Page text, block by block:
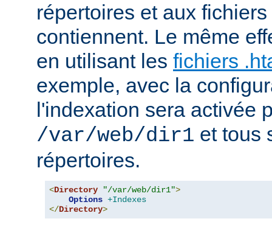
répertoires et aux
contiennent. Le même
en utilisant les fichiers
exemple, avec la
l'indexation sera activée
/var/web/dir1 et tous
répertoires.
<Directory "/var/web/dir1">
Options +Indexes
</Directory>